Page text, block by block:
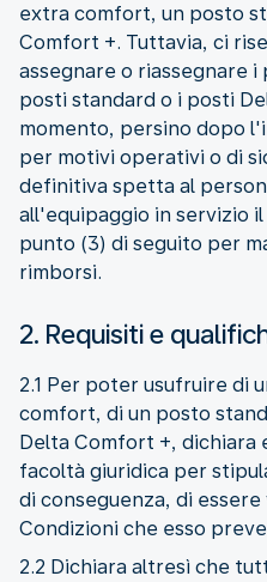
extra comfort, un posto
Comfort +. Tuttavia, ci
assegnare o riassegnare
posti standard o i posti
momento, persino dopo
per motivi operativi o di
definitiva spetta al
all'equipaggio in servizio
punto (3) di seguito per
rimborsi.
2. Requisiti e
2.1 Per poter usufruire di
comfort, di un posto
Delta Comfort +, dichiara
facoltà giuridica per
di conseguenza, di
Condizioni che esso
2.2 Dichiara altresì che